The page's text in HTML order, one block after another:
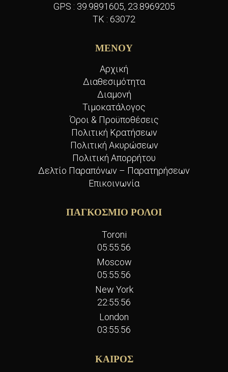
GPS : 39.9891605, 23.8969205
TK : 63072
ΜΕΝΟΥ
Αρχική
Διαθεσιμότητα
Διαμονή
Τιμοκατάλογος
Όροι & Προϋποθέσεις
Πολιτική Κρατήσεων
Πολιτική Ακυρώσεων
Πολιτική Απορρήτου
Δελτίο Παραπόνων – Παρατηρήσεων
Επικοινωνία
ΠΑΓΚΟΣΜΙΟ ΡΟΛΟΙ
Toroni
05:55:57
Moscow
05:55:57
New York
22:55:57
London
03:55:57
ΚΑΙΡΟΣ